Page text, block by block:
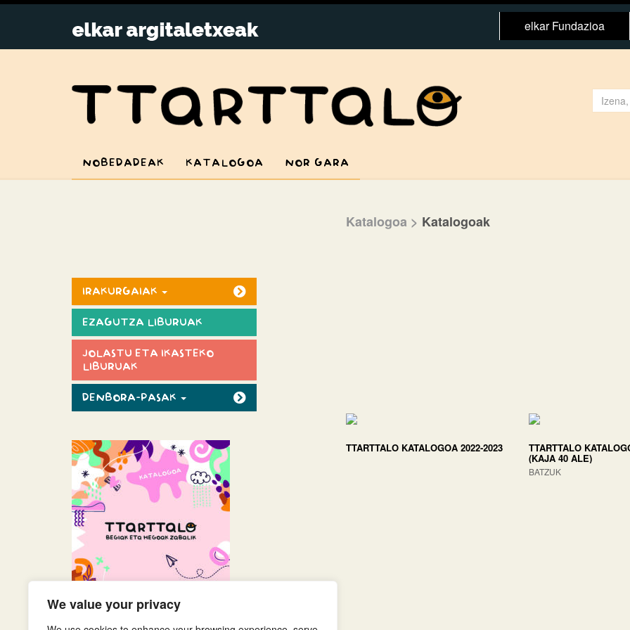
We value your privacy
elkar Fundazioa
NOBEDADEAK KATALOGOA NOR GARA
Katalogoa > Katalogoak
IRAKURGAIAK
EZAGUTZA LIBURUAK
JOLASTU ETA IKASTEKO
LIBURUAK
DENBORA-PASAK
TTARTTALO KATALOGOA 2022-2023 TTARTTALO
(KAJA 40 ALE)
BATZUK